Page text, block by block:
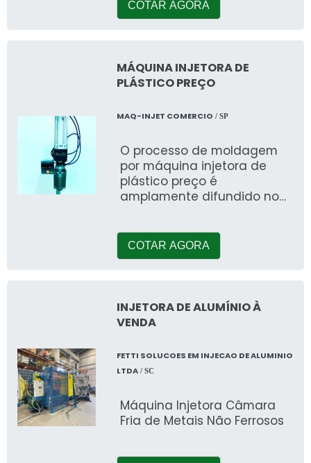
COTAR AGORA
MÁQUINA INJETORA DE
PLÁSTICO PREÇO
MAQ-INJET COMERCIO / SP
O processo de moldagem
por máquina injetora de
plástico preço é
amplamente difundido no
COTAR AGORA
INJETORA DE ALUMÍNIO À
VENDA
FETTI SOLUCOES EM INJECAO DE ALUMINIO
LTDA/ SC
Máquina Injetora Câmara
Fria de Metais Não Ferrosos